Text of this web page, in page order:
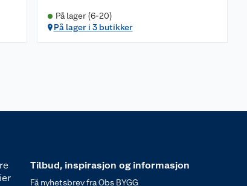
På lager (6-20)
På lager i 3 butikker
Tilbud, inspirasjon og informasjon
Få nyhetsbrev fra Obs BYGG